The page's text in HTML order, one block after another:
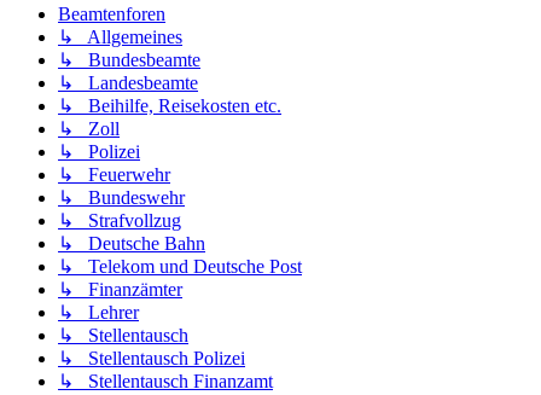
Beamtenforen
↳ Allgemeines
↳ Bundesbeamte
↳ Landesbeamte
↳ Beihilfe, Reisekosten etc.
↳ Zoll
↳ Polizei
↳ Feuerwehr
↳ Bundeswehr
↳ Strafvollzug
↳ Deutsche Bahn
↳ Telekom und Deutsche Post
↳ Finanzämter
↳ Lehrer
↳ Stellentausch
↳ Stellentausch Polizei
↳ Stellentausch Finanzamt